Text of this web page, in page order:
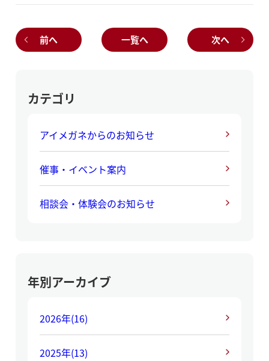
前へ 一覧へ 次へ
カテゴリ
アイメガネからのお知らせ
催事・イベント案内
相談会・体験会のお知らせ
年別アーカイブ
2026年(16)
2025年(13)